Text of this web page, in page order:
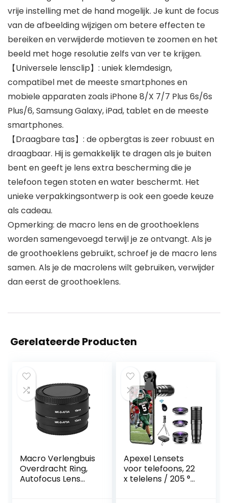
vrije instelling met de hand mogelijk. Je kunt de focus
van de afbeelding wijzigen om betere effecten te
bereiken en verwijderde motieven te zoomen en het
beeld met hoge resolutie zelfs van ver te krijgen.
【Universele lensclip】: uniek klemdesign,
compatibel met de meeste smartphones en
mobiele apparaten zoals iPhone 8/X 7/7 Plus 6s/6s
Plus/6, Samsung Galaxy, iPad, tablet en de meeste
smartphones.
【Draagbare tas】: de opbergtas is zeer robuust en
draagbaar. Hij is gemakkelijk te dragen als je buiten
bent en geeft je lens extra bescherming die je
telefoon tegen stoten en water beschermt. Het
unieke verpakkingsontwerp is ook een goede keuze
als cadeau.
Opmerking: de macro lens en de groothoeklens
worden samengevoegd terwijl je ze ontvangt. Als je
de groothoeklens gebruikt, schroef je de macro lens
samen. Als je de macrolens wilt gebruiken, verwijder
dan eerst de groothoeklens.
Gerelateerde Producten
Macro Verlengbuis
Overdracht Ring,
Autofocus Lens
Apexel Lensets
voor telefoons, 22
x telelens / 205 °